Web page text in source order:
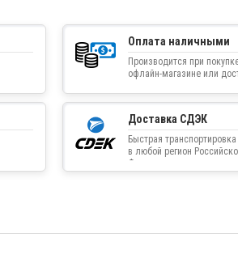
Оплата наличными
Производится при
офлайн-магазине или
Доставка СДЭК
Быстрая
в любой регион
Федерации